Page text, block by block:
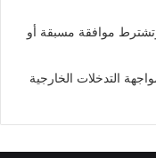
موافقة مسبقة أو
التدخلات الخارجية